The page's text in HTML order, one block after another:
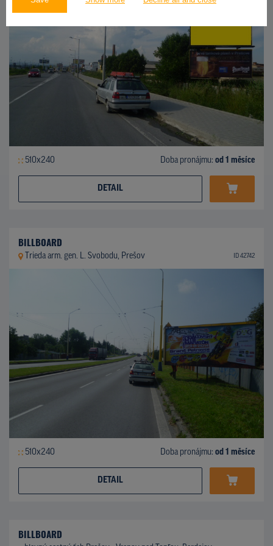
510x240 Doba pronájmu: od 1 měsíce
DETAIL
BILLBOARD
Trieda arm. gen. L. Svobodu, Prešov ID 42742
510x240 Doba pronájmu: od 1 měsíce
DETAIL
BILLBOARD